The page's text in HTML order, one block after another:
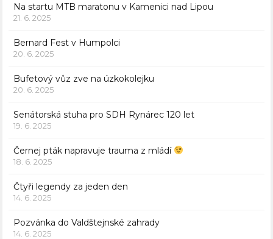
Na startu MTB maratonu v Kamenici nad Lipou
21. 6. 2025
Bernard Fest v Humpolci
20. 6. 2025
Bufetový vůz zve na úzkokolejku
20. 6. 2025
Senátorská stuha pro SDH Rynárec 120 let
19. 6. 2025
Černej pták napravuje trauma z mládí
18. 6. 2025
Čtyři legendy za jeden den
14. 6. 2025
Pozvánka do Valdštejnské zahrady
14. 6. 2025